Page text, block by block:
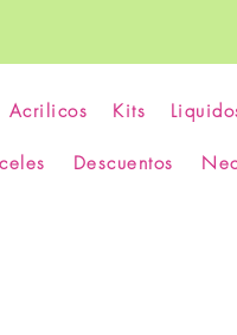
Acrilicos Kits
Descuentos